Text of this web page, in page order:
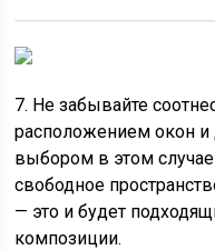
7. Не забывайте
расположением окон
выбором в этом
свободное
— это и будет
композиции.